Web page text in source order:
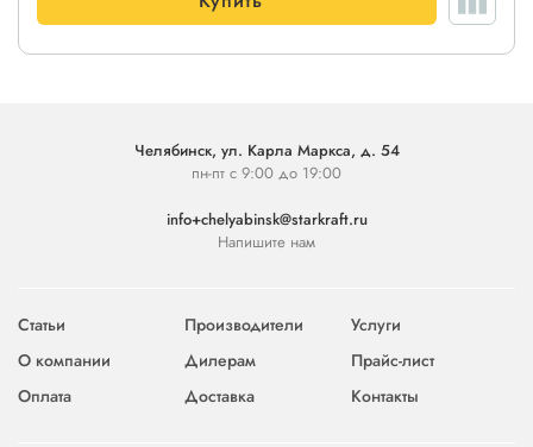
Челябинск, ул. Карла Маркса, д. 54
пн-пт с 9:00 до 19:00
info+chelyabinsk@starkraft.ru
Напишите нам
Статьи Производители
Услуги
О компании
Дилерам
Прайс-лист
Оплата
Доставка Контакты